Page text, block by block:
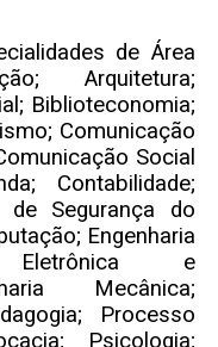
de Área
Arquitetura;
Biblioteconomia;
Comunicação
Social
Contabilidade;
de Segurança do
Engenharia
Eletrônica e
Mecânica;
Processo
Psicologia;